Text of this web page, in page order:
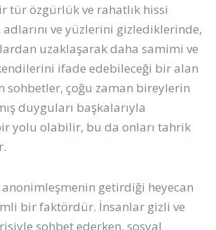
tür özgürlük ve rahatlık hissi
ve yüzlerini gizlediklerinde,
uzaklaşarak daha samimi ve
ifade edebileceği bir alan
sohbetler, çoğu zaman bireylerin
duyguları başkalarıyla
yolu olabilir, bu da onları tahrik
anonimleşmenin getirdiği heyecan
bir faktördür. İnsanlar gizli ve
sohbet ederken, sosyal